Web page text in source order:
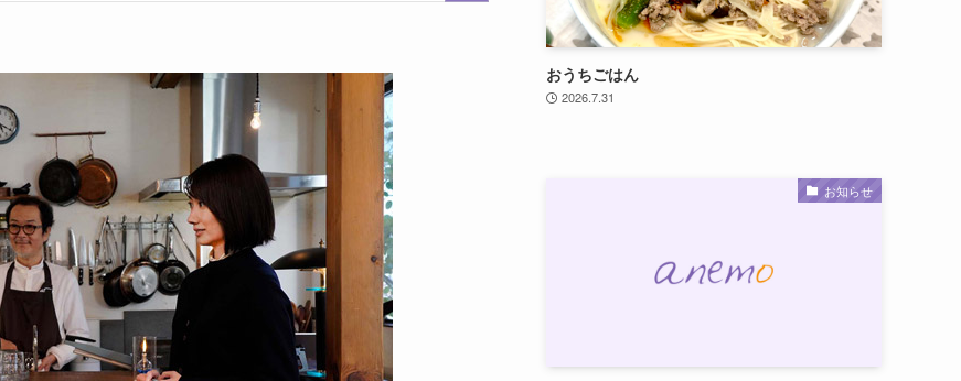
おうちごはん
2026.7.31
お知らせ